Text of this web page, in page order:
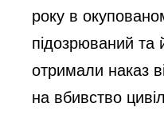
року в
підозрюваний та
отримали наказ
на вбивство